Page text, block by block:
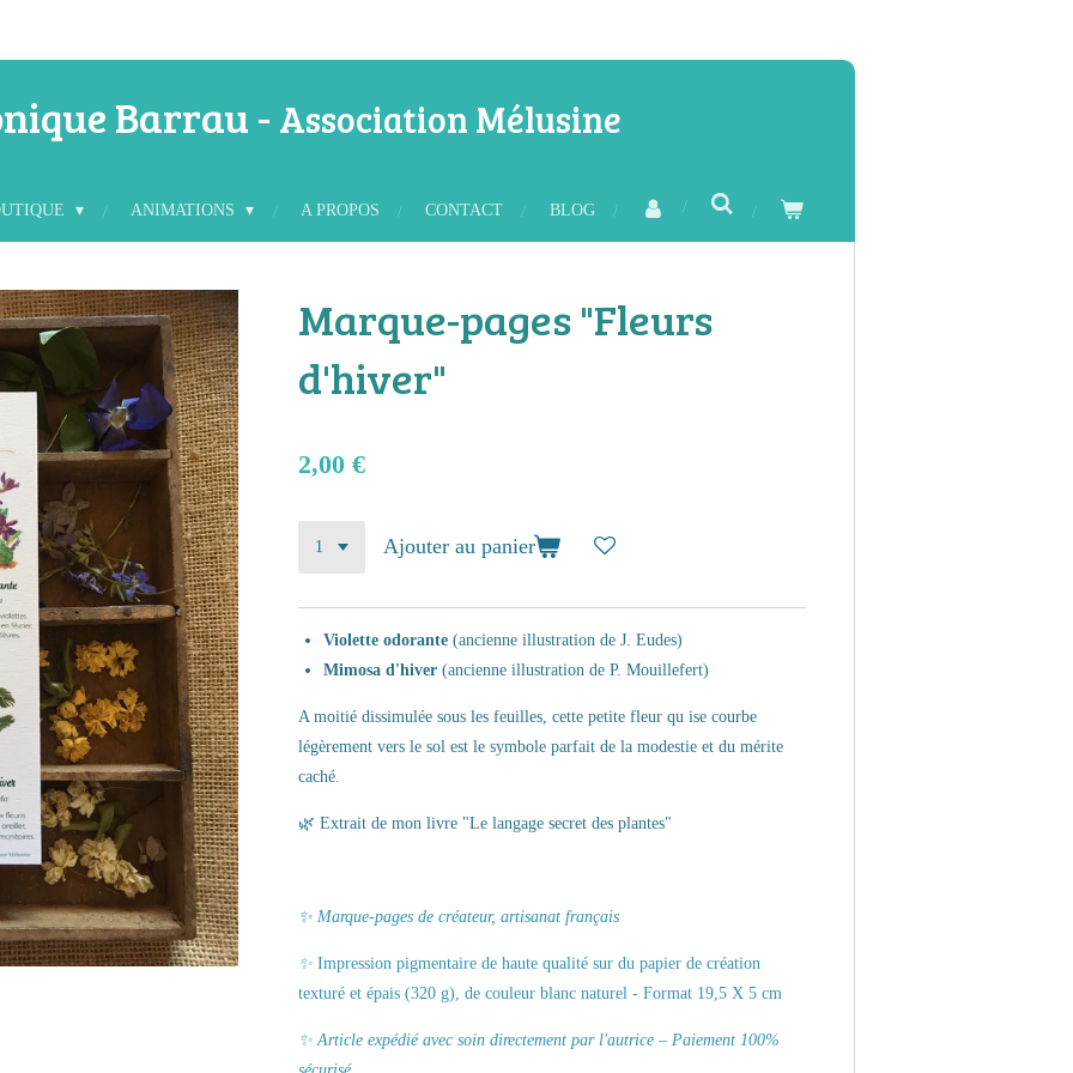
Barrau - Association Mélusine
ANIMATIONS A PROPOS CONTACT BLOG
Marque-pages "Fleurs
d'hiver"
2,00 €
Ajouter au panier
Violette odorante (ancienne illustration de J. Eudes)
Mimosa d'hiver (ancienne illustration de P. Mouillefert)
A moitié dissimulée sous les feuilles, cette petite fleur qu ise courbe
légèrement vers le sol est le symbole parfait de la modestie et du mérite
caché.
🌿 Extrait de mon livre "Le langage secret des plantes"
✨ Marque-pages de créateur, artisanat français
✨ Impression pigmentaire de haute qualité sur du papier de création
texturé et épais (320 g), de couleur blanc naturel - Format 19,5 X 5 cm
✨ Article expédié avec soin directement par l'autrice – Paiement 100%